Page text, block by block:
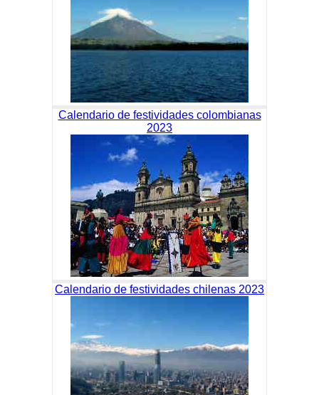
Calendario de festividades colombianas
2023
Calendario de festividades chilenas 2023